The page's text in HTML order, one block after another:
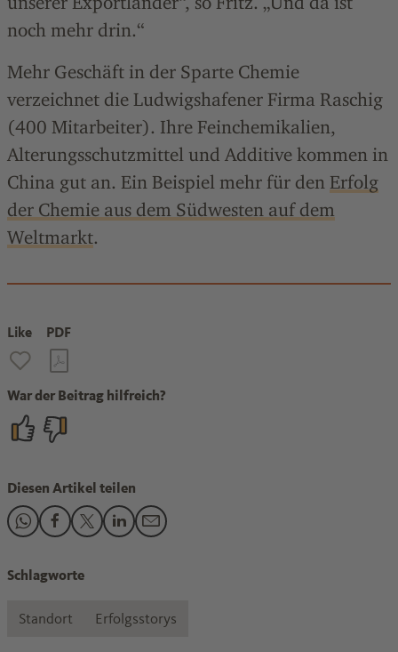
noch mehr drin.“
Mehr Geschäft in der Sparte Chemie
verzeichnet die Ludwigshafener Firma Raschig
(400 Mitarbeiter). Ihre Feinchemikalien,
Alterungsschutzmittel und Additive kommen in
China gut an. Ein Beispiel mehr für den Erfolg
der Chemie aus dem Südwesten auf dem
Weltmarkt.
Like PDF
War der Beitrag hilfreich?
Diesen Artikel teilen
Den Beitrag "Was Rheinland-Pfalz und China verbindet"
Den Beitrag "Was Rheinland-Pfalz und China
Den Beitrag "Was Rheinland-Pfalz und China
Den Beitrag "Was Rheinland-Pfalz und
Den Beitrag "Was Rheinland-Pfalz und
Schlagworte
Standort Erfolgsstorys